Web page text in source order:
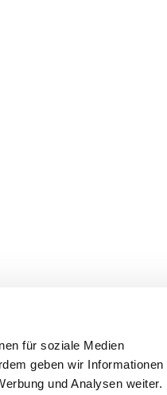
für soziale Medien
geben wir Informationen
und Analysen weiter.